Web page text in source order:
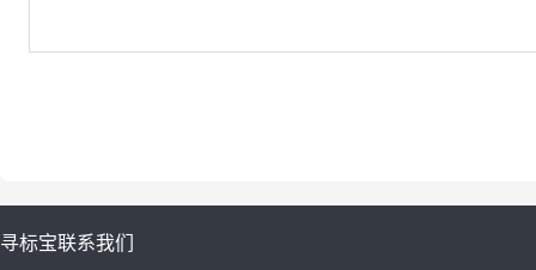
寻标宝联系我们